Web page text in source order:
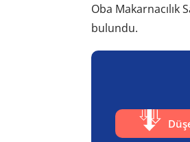
Oba Makarnacılık
bulundu.